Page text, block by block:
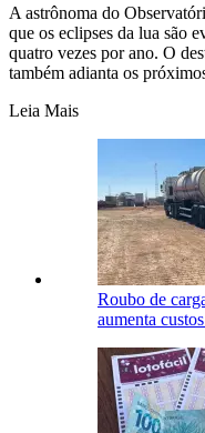
A astrônoma do
que os eclipses da lua são
quatro vezes por ano. O
também adianta os
Leia Mais
Roubo de
aumenta